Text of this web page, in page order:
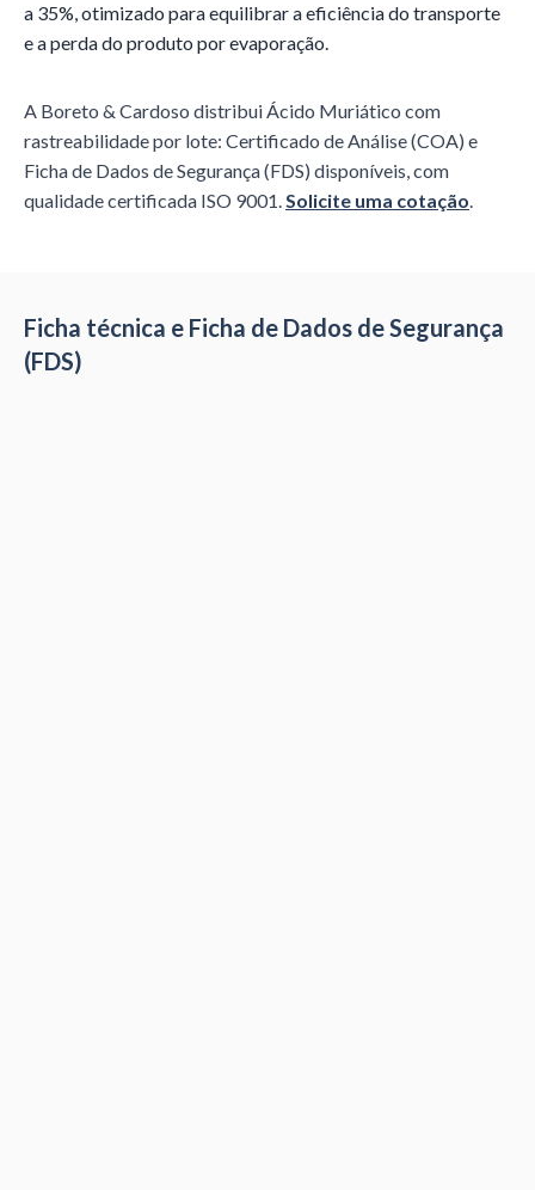
a 35%, otimizado para equilibrar a eficiência do transporte
e a perda do produto por evaporação.
A Boreto & Cardoso distribuiÁcido Muriático com
rastreabilidade por lote: Certificado de Análise (COA) e
Ficha de Dados de Segurança (FDS) disponíveis, com
qualidade certificada ISO 9001.Solicite uma cotação.
Ficha técnica e Ficha de Dados de Segurança
(FDS)